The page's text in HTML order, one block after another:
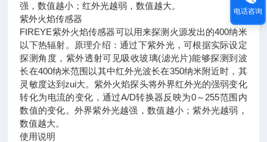
强，数值越小；红外光越弱，数值越大。
紫外火焰传感器
FIREYE紫外火焰传感器可以用来探测火源发出的400纳米
以下热辐射。原理介绍：通过下紫外光，可根据实际设定
探测角度，紫外透射可见吸收玻璃(滤光片)能够探测到波
长在400纳米范围以其中红外光波长在350纳米附近时，其
灵敏度达到zui大。紫外火焰探头将外界红外光的强弱变化
转化为电流的变化，通过A/D转换器反映为0～255范围内
数值的变化。外界紫外光越强，数值越小；紫外光越弱，
数值越大。
使用说明
电话咨询